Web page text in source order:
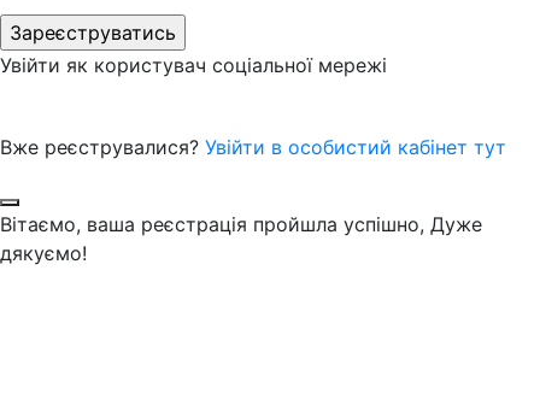
Увійти як користувач соціальної мережі
Вже реєструвалися? Увійти в особистий кабінет тут
Вітаємо, ваша реєстрація пройшла успішно, Дуже
дякуємо!